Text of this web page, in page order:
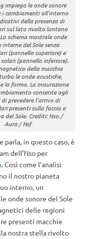
impiega le onde sonore
i cambiamenti all’interno
della presenza di
sul lato rivolto lontano
schema mostrale onde
interne del Sole senza
(pannello superiore) e
solari (pannello inferiore).
della macchia
le onde acustiche,
la forma. La misurazione
consente agli
prevedere l’arrivo di
presenti sulla faccia a
del Sole. Crediti: Nso /
Aura / Nsf
parla, in questo caso, è
dell’Nso per
. Così come l’analisi
il nostro pianeta
interno, un
onde sonore del Sole
delle regioni
presenti macchie
nostra stella rivolto